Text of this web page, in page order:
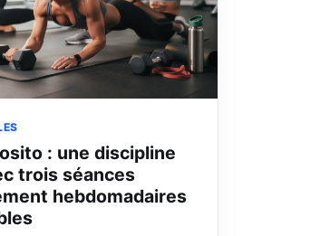
: une discipline
trois séances
hebdomadaires